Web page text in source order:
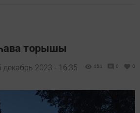
торышы
декабрь 2023 - 16:35 464 0 0